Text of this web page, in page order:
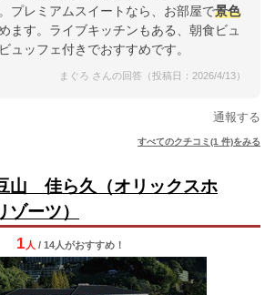
プレミアムスイートなら、お部屋で景色
ます。ライブキッチンもある、朝食ビュ
ュッフェ付きでおすすめです。
まぐろ さんの回答（投稿日：2026/4/13）
通報する
すべてのクチコミ(1 件)をみる
山 佳ら久（オリックスホ
ゾーツ）
1 人 / 14人がおすすめ！